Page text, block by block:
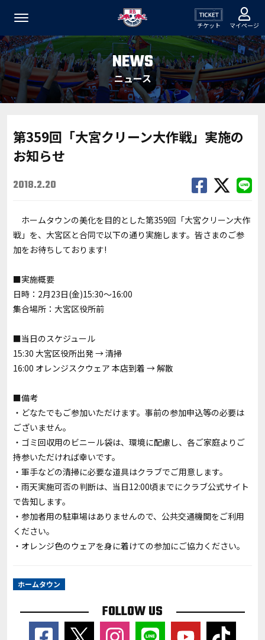
チケット マイページ
NEWS
ニュース
第359回「大宮クリーン大作戦」実施の
お知らせ
2018.2.20
ホームタウンの美化を目的とした第359回「大宮クリーン大作
戦」を、大宮区と合同で以下の通り実施します。皆さまのご参
加をお待ちしております!
■実施概要
日時：2月23日(金)15:30～16:00
集合場所：大宮区役所前
■当日のスケジュール
15:30 大宮区役所出発 → 清掃
16:00 オレンジスクウェア 本店到着 → 解散
■備考
・どなたでもご参加いただけます。事前の参加申込等の必要は
ございません。
・ゴミ回収用のビニール袋は、環境に配慮し、各ご家庭よりご
持参いただければ幸いです。
・軍手などの清掃に必要な道具はクラブでご用意します。
・雨天実施可否の判断は、当日12:00頃までにクラブ公式サイト
で告知します。
・参加者用の駐車場はありませんので、公共交通機関をご利用
ください。
・オレンジ色のウェアを身に着けての参加にご協力ください。
ホームタウン
FOLLOW US